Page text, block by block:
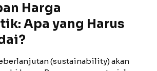
Harga
Apa yang Harus
(sustainability) akan